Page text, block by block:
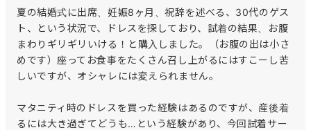
夏の結婚式に出席、妊娠8ヶ月、祝辞を述べる、30代のゲス
ト、という状況で、ドレスを探しており、試着の結果、お腹
まわりギリギリいける！と購入しました。（お腹の出は小さ
めです）座ってお食事をたくさん召し上がるにはすこーし苦
しいですが、オシャレには変えられません。
マタニティ時のドレスを買った経験はあるのですが、産後着
るには大き過ぎてどうも…という経験があり、今回試着サー